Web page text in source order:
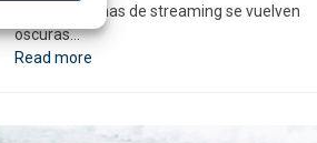
las plataformas de streaming se vuelven
oscuras…
Read more